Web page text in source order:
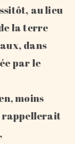
au lieu
la terre
dans
par le
moins
rappellerait